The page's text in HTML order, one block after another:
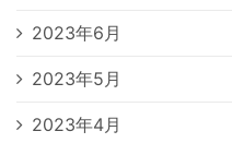
2023年6月
2023年5月
2023年4月